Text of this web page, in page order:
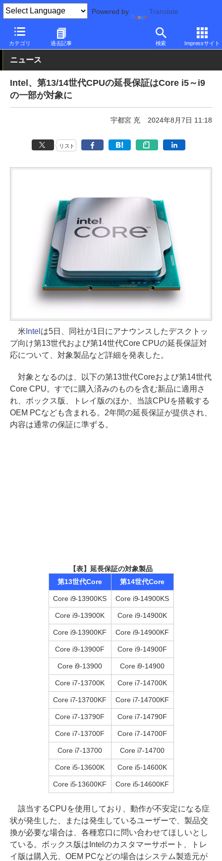
Powered by Translate
カテゴリ 過去記事 検索 Impressサイト
PC Watch 半導体/周辺機器
ニュース
Intel、第13/14世代CPUの延長保証はCore i5～i9
の一部が対象に
宇都宮 充 2024年8月7日 11:18
リスト
米 Intel は5日、同社が1日にアナウンスしたデスクトッ
プ向け第13世代および第14世代Core CPUの延長保証対
応について、対象製品など詳細を発表した。
対象となるのは、以下の第13世代Coreおよび第14世代
Core CPU。すでに購入済みのものを含む新品に適用さ
れ、ボックス版、トレイ版のほか、当該CPUを搭載する
OEM PCなども含まれる。2年間の延長保証が提供され、
内容は通常の保証に準ずる。
【表】延長保証の対象製品
第13世代Core
第14世代Core
Core i9-13900KS Core i9-14900KS
Core i9-13900K Core i9-14900K
Core i9-13900KF Core i9-14900KF
Core i9-13900F Core i9-14900F
Core i9-13900 Core i9-14900
Core i7-13700K Core i7-14700K
Core i7-13700KF Core i7-14700KF
Core i7-13790F Core i7-14790F
Core i7-13700F Core i7-14700F
Core i7-13700 Core i7-14700
Core i5-13600K Core i5-14600K
Core i5-13600KF Core i5-14600KF
該当するCPUを使用しており、動作が不安定になる症
状が発生した、または発生しているユーザーで、製品交
換が必要な場合は、各種窓口に問い合わせてほしいとし
ている。ボックス版はIntelのカスタマーサポート、トレ
イ版は購入元、OEM PCなどの場合はシステム製造元が